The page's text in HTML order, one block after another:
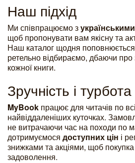
Наш підхід
Ми співпрацюємо з
щоб пропонувати вам якісну та
Наш каталог щодня
ретельно відбираємо, дбаючи
кожної книги.
Зручність і
MyBook працює для читачів по
найвіддаленіших куточках.
не витрачаючи час на походи по
дотримуємося доступних цін і
знижками та акціями, щоб
задоволення.